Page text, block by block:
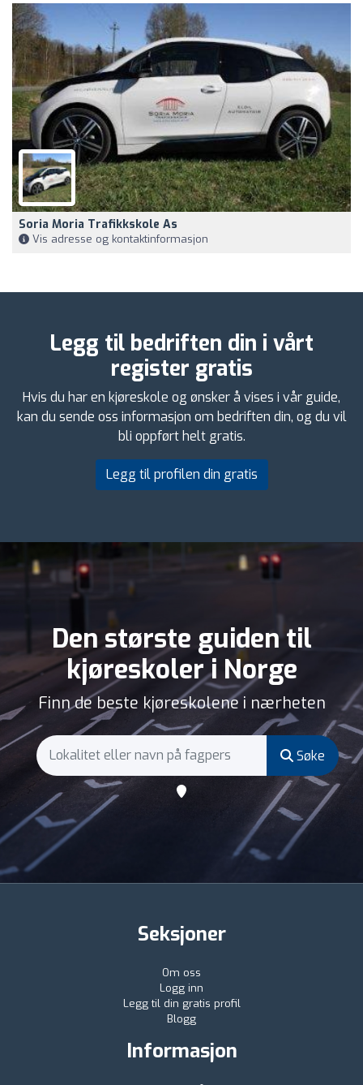
Soria Moria Trafikkskole As
Vis adresse og kontaktinformasjon
Legg til bedriften din i vårt
register gratis
Hvis du har en kjøreskole og ønsker å vises i vår guide,
kan du sende oss informasjon om bedriften din, og du vil
bli oppført helt gratis.
Legg til profilen din gratis
Den største guiden til
kjøreskoler i Norge
Finn de beste kjøreskolene i nærheten
Søke
Seksjoner
Om oss
Logg inn
Legg til din gratis profil
Blogg
Informasjon